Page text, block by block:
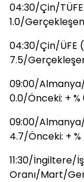
04:30/Çin/
1.0/
04:30/Çin/ÜFE
7.5/
09:00/
0.0/Önceki: + %
09:00/
4.7/Önceki: + %
11:30/İngiltere/
Oranı/Mart/